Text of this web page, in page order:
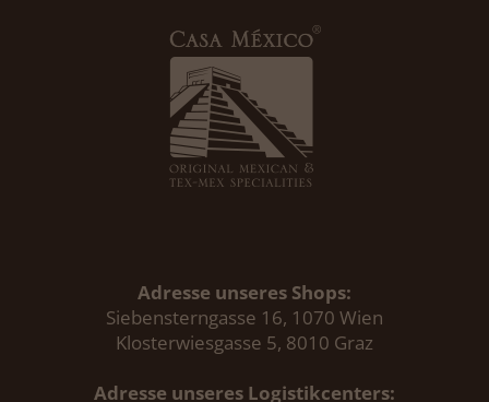
Adresse unseres Shops:
Siebensterngasse 16, 1070 Wien
Klosterwiesgasse 5, 8010 Graz
Adresse unseres Logistikcenters: